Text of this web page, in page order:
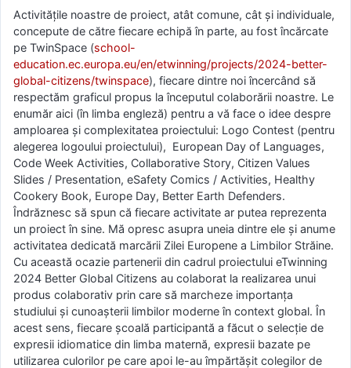
Activitățile noastre de proiect, atât comune, cât și individuale,
concepute de către fiecare echipă în parte, au fost încărcate
pe TwinSpace (school-
education.ec.europa.eu/en/etwinning/projects/2024-better-
global-citizens/twinspace), fiecare dintre noi încercând să
respectăm graficul propus la începutul colaborării noastre. Le
enumăr aici (în limba engleză) pentru a vă face o idee despre
amploarea și complexitatea proiectului: Logo Contest (pentru
alegerea logoului proiectului), European Day of Languages,
Code Week Activities, Collaborative Story, Citizen Values
Slides / Presentation, eSafety Comics / Activities, Healthy
Cookery Book, Europe Day, Better Earth Defenders.
Îndrăznesc să spun că fiecare activitate ar putea reprezenta
un proiect în sine. Mă opresc asupra uneia dintre ele și anume
activitatea dedicată marcării Zilei Europene a Limbilor Străine.
Cu această ocazie partenerii din cadrul proiectului eTwinning
2024 Better Global Citizens au colaborat la realizarea unui
produs colaborativ prin care să marcheze importanța
studiului și cunoașterii limbilor moderne în context global. În
acest sens, fiecare școală participantă a făcut o selecție de
expresii idiomatice din limba maternă, expresii bazate pe
utilizarea culorilor pe care apoi le-au împărtășit colegilor de